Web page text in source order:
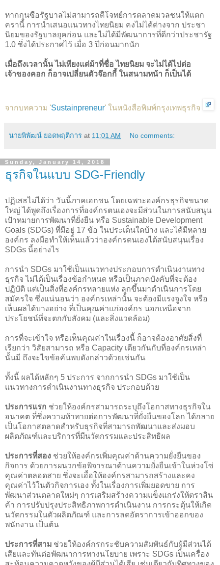
หากกุนซือรัฐบาลไม่สามารถตีโจทย์การตลาดมวลชนให้แตก
ครานี้ การนำเสนอแนวทางไทยนิยม คงไม่ได้ต่างจาก ประชา
นิยมของรัฐบาลยุคก่อน และไม่ได้มีพัฒนาการที่ดีกว่าประชารัฐ
1.0 ซึ่งได้ประกาศไว้ เมื่อ 3 ปีก่อนมากนัก
เมื่อถึงเวลานั้น ไม่เพียงแต่ม้าที่ชื่อ ไทยนิยม จะไม่ได้ไปต่อ
เจ้าของคอก ก็อาจเปลี่ยนตัวจ๊อกกี้ ในสนามหน้า ก็เป็นได้
จากบทความ 'Sustainpreneur' ในหนังสือพิมพ์กรุงเทพธุรกิจ
นายพิพัฒน์ ยอดพฤติการ at 11:01 AM No comments:
Sunday, January 14, 2018
ธุรกิจในแบบ SDG-Friendly
ปฏิเสธไม่ได้ว่า วันนี้ภาคเอกชน โดยเฉพาะองค์กรธุรกิจขนาด
ใหญ่ ได้พูดถึงเรื่องการที่องค์กรตนเองจะมีส่วนในการสนับสนุน
เป้าหมายการพัฒนาที่ยั่งยืน หรือ Sustainable Development
Goals (SDGs) ที่มีอยู่ 17 ข้อ ในประเด็นใดบ้าง และได้มีหลาย
องค์กร ลงมือทำให้เห็นแล้วว่าองค์กรตนเองได้สนับสนุนเรื่อง
SDGs นี้อย่างไร
การนำ SDGs มาใช้เป็นแนวทางประกอบการดำเนินงานทาง
ธุรกิจ ไม่ได้เป็นเรื่องข้อกำหนด หรือเป็นภาคบังคับที่จะต้อง
ปฏิบัติ แต่เป็นสิ่งที่องค์กรหลายแห่ง ลุกขึ้นมาดำเนินการโดย
สมัครใจ ซึ่งแน่นอนว่า องค์กรเหล่านั้น จะต้องมีแรงจูงใจ หรือ
เห็นผลได้บางอย่าง ที่เป็นคุณค่าแก่องค์กร นอกเหนือจาก
ประโยชน์ที่จะตกกับสังคม (และสิ่งแวดล้อม)
การที่จะเข้าใจ หรือเห็นคุณค่าในเรื่องนี้ ก็อาจต้องอาศัยสิ่งที่
เรียกว่า วิสัยสามารถ หรือ Capacity เดียวกันกับที่องค์กรเหล่า
นั้นมี ถึงจะไขข้อค้นพบดังกล่าวด้วยเช่นกัน
ทั้งนี้ ผลได้หลักๆ 5 ประการ จากการนำ SDGs มาใช้เป็น
แนวทางการดำเนินงานทางธุรกิจ ประกอบด้วย
ประการแรก ช่วยให้องค์กรสามารถระบุถึงโอกาสทางธุรกิจใน
อนาคต ที่ซึ่งความท้าทายต่อการพัฒนาที่ยั่งยืนของโลก ได้กลาย
เป็นโอกาสตลาดสำหรับธุรกิจที่สามารถพัฒนาและส่งมอบ
ผลิตภัณฑ์และบริการที่มีนวัตกรรมและประสิทธิผล
ประการที่สอง ช่วยให้องค์กรเพิ่มคุณค่าด้านความยั่งยืนของ
กิจการ ด้วยการผนวกข้อพิจารณาด้านความยั่งยืนเข้าในห่วงโซ่
คุณค่าตลอดสาย ซึ่งจะเอื้อให้องค์กรสามารถสร้างและคง
คุณค่าไว้ในตัวกิจการเอง ทั้งในเรื่องการเพิ่มยอดขาย การ
พัฒนาส่วนตลาดใหม่ๆ การเสริมสร้างความแข็งแกร่งให้ตราสิน
ค้า การปรับปรุงประสิทธิภาพการดำเนินงาน การกระตุ้นให้เกิด
นวัตกรรมในตัวผลิตภัณฑ์ และการลดอัตราการเข้าออกของ
พนักงาน เป็นต้น
ประการที่สาม ช่วยให้องค์กรกระชับความสัมพันธ์กับผู้มีส่วนได้
เสียและทันต่อพัฒนาการทางนโยบาย เพราะ SDGs เป็นเครื่อง